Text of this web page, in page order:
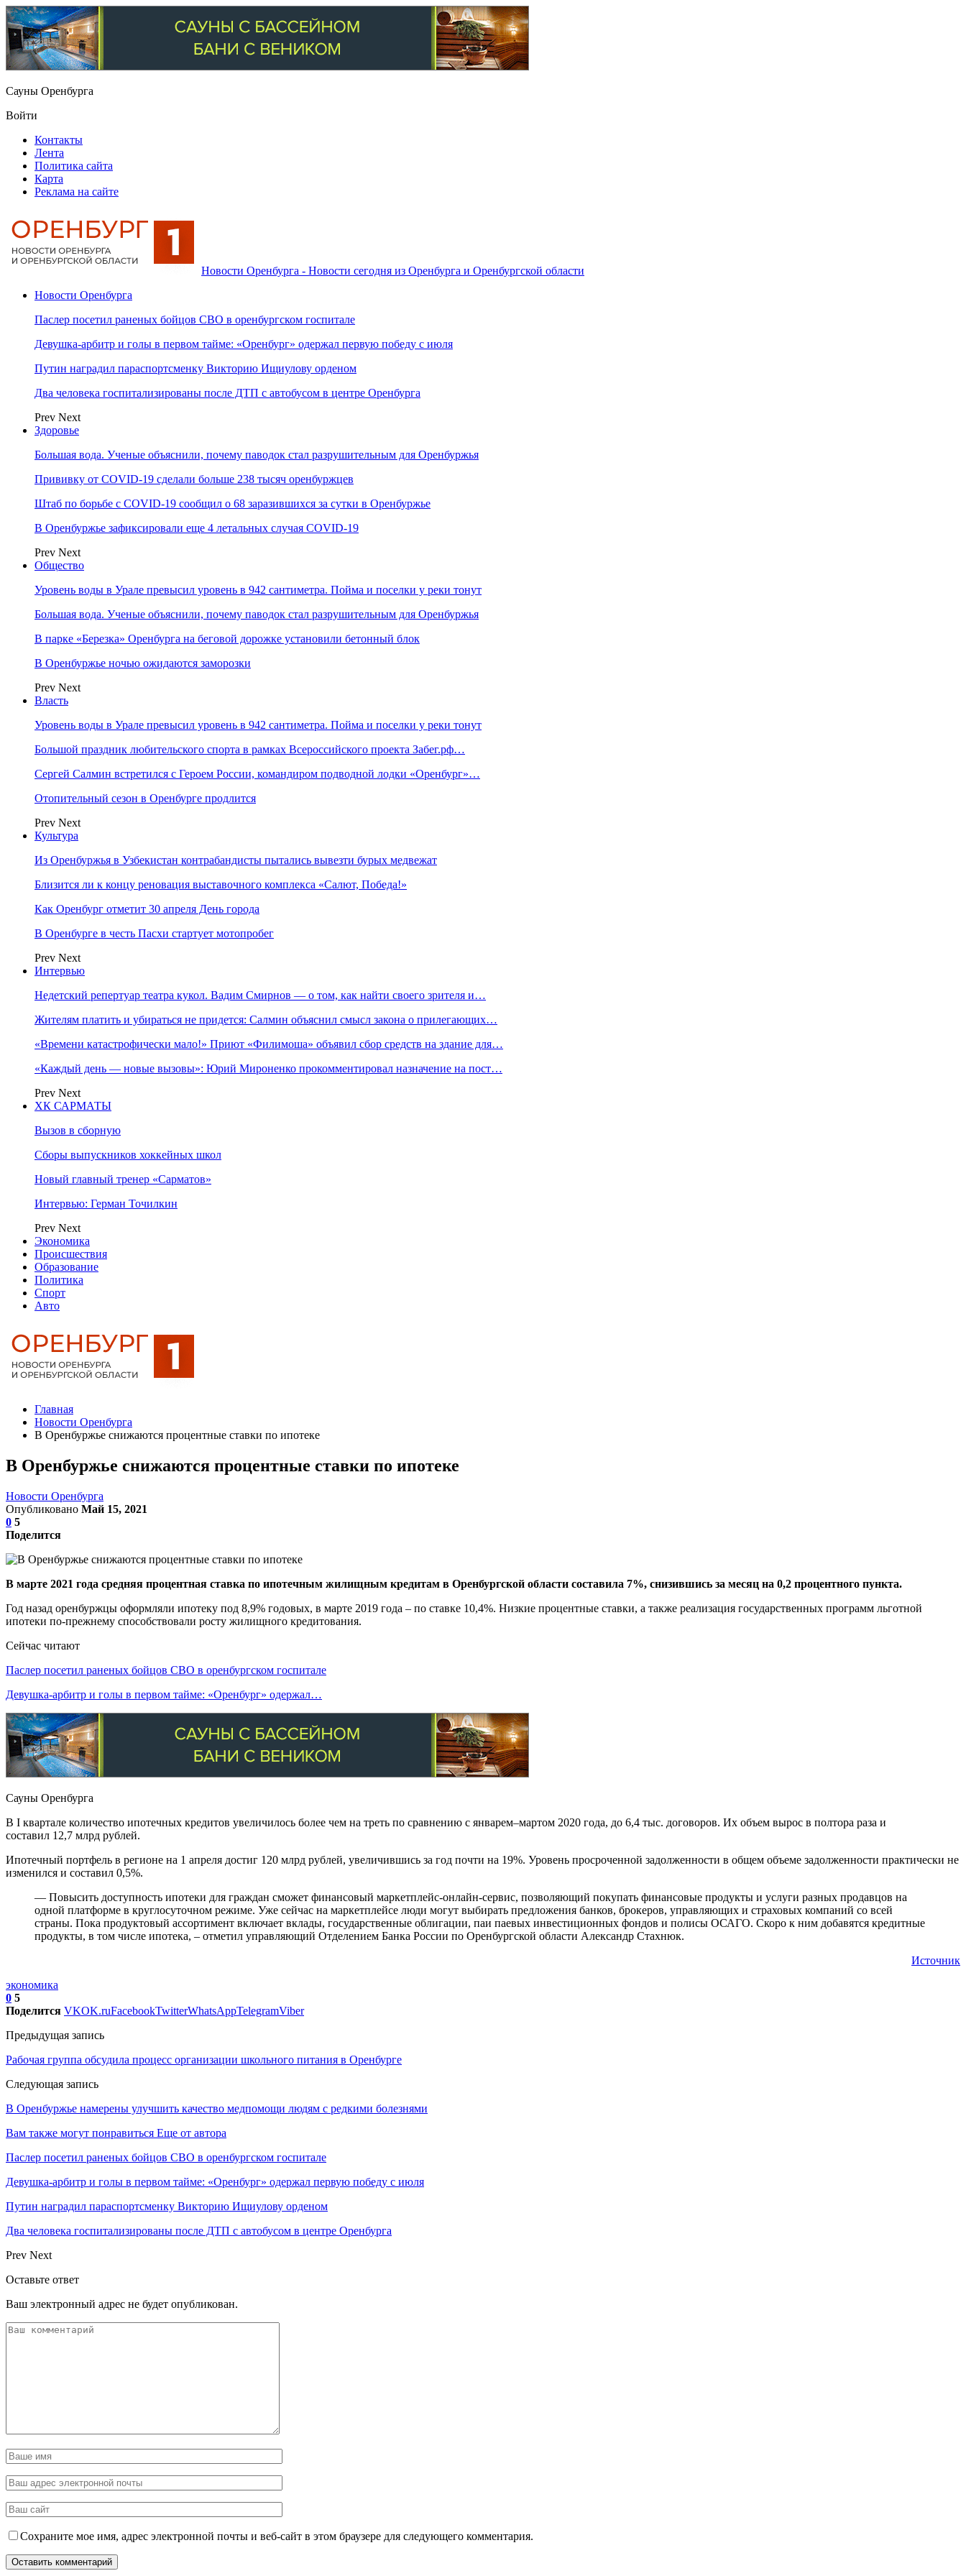
Сауны Оренбурга
Войти
Контакты
Лента
Политика сайта
Карта
Реклама на сайте
Новости Оренбурга - Новости сегодня из Оренбурга и Оренбургской области
Новости Оренбурга
Паслер посетил раненых бойцов СВО в оренбургском госпитале
Девушка-арбитр и голы в первом тайме: «Оренбург» одержал первую победу с июля
Путин наградил параспортсменку Викторию Ищиулову орденом
Два человека госпитализированы после ДТП с автобусом в центре Оренбурга
Prev Next
Здоровье
Большая вода. Ученые объяснили, почему паводок стал разрушительным для Оренбуржья
Прививку от COVID-19 сделали больше 238 тысяч оренбуржцев
Штаб по борьбе с СOVID-19 сообщил о 68 заразившихся за сутки в Оренбуржье
В Оренбуржье зафиксировали еще 4 летальных случая COVID-19
Prev Next
Общество
Уровень воды в Урале превысил уровень в 942 сантиметра. Пойма и поселки у реки тонут
Большая вода. Ученые объяснили, почему паводок стал разрушительным для Оренбуржья
В парке «Березка» Оренбурга на беговой дорожке установили бетонный блок
В Оренбуржье ночью ожидаются заморозки
Prev Next
Власть
Уровень воды в Урале превысил уровень в 942 сантиметра. Пойма и поселки у реки тонут
Большой праздник любительского спорта в рамках Всероссийского проекта Забег.рф…
Сергей Салмин встретился с Героем России, командиром подводной лодки «Оренбург»…
Отопительный сезон в Оренбурге продлится
Prev Next
Культура
Из Оренбуржья в Узбекистан контрабандисты пытались вывезти бурых медвежат
Близится ли к концу реновация выставочного комплекса «Салют, Победа!»
Как Оренбург отметит 30 апреля День города
В Оренбурге в честь Пасхи стартует мотопробег
Prev Next
Интервью
Недетский репертуар театра кукол. Вадим Смирнов — о том, как найти своего зрителя и…
Жителям платить и убираться не придется: Салмин объяснил смысл закона о прилегающих…
«Времени катастрофически мало!» Приют «Филимоша» объявил сбор средств на здание для…
«Каждый день — новые вызовы»: Юрий Мироненко прокомментировал назначение на пост…
Prev Next
ХК САРМАТЫ
Вызов в сборную
Сборы выпускников хоккейных школ
Новый главный тренер «Сарматов»
Интервью: Герман Точилкин
Prev Next
Экономика
Происшествия
Образование
Политика
Спорт
Авто
Главная
Новости Оренбурга
В Оренбуржье снижаются процентные ставки по ипотеке
В Оренбуржье снижаются процентные ставки по ипотеке
Новости Оренбурга
Опубликовано Май 15, 2021
0 5
Поделится
В марте 2021 года средняя процентная ставка по ипотечным жилищным кредитам в Оренбургской области составила 7%, снизившись за месяц на 0,2 процентного пункта.
Год назад оренбуржцы оформляли ипотеку под 8,9% годовых, в марте 2019 года – по ставке 10,4%. Низкие процентные ставки, а также реализация государственных программ льготной
ипотеки по-прежнему способствовали росту жилищного кредитования.
Сейчас читают
Паслер посетил раненых бойцов СВО в оренбургском госпитале
Девушка-арбитр и голы в первом тайме: «Оренбург» одержал…
Сауны Оренбурга
В I квартале количество ипотечных кредитов увеличилось более чем на треть по сравнению с январем–мартом 2020 года, до 6,4 тыс. договоров. Их объем вырос в полтора раза и
составил 12,7 млрд рублей.
Ипотечный портфель в регионе на 1 апреля достиг 120 млрд рублей, увеличившись за год почти на 19%. Уровень просроченной задолженности в общем объеме задолженности практически не
изменился и составил 0,5%.
— Повысить доступность ипотеки для граждан сможет финансовый маркетплейс-онлайн-сервис, позволяющий покупать финансовые продукты и услуги разных продавцов на
одной платформе в круглосуточном режиме. Уже сейчас на маркетплейсе люди могут выбирать предложения банков, брокеров, управляющих и страховых компаний со всей
страны. Пока продуктовый ассортимент включает вклады, государственные облигации, паи паевых инвестиционных фондов и полисы ОСАГО. Скоро к ним добавятся кредитные
продукты, в том числе ипотека, – отметил управляющий Отделением Банка России по Оренбургской области Александр Стахнюк.
Источник
экономика
0 5
Поделится VKOK.ruFacebookTwitterWhatsAppTelegramViber
Предыдущая запись
Рабочая группа обсудила процесс организации школьного питания в Оренбурге
Следующая запись
В Оренбуржье намерены улучшить качество медпомощи людям с редкими болезнями
Вам также могут понравиться Еще от автора
Паслер посетил раненых бойцов СВО в оренбургском госпитале
Девушка-арбитр и голы в первом тайме: «Оренбург» одержал первую победу с июля
Путин наградил параспортсменку Викторию Ищиулову орденом
Два человека госпитализированы после ДТП с автобусом в центре Оренбурга
Prev Next
Оставьте ответ
Ваш электронный адрес не будет опубликован.
Сохраните мое имя, адрес электронной почты и веб-сайт в этом браузере для следующего комментария.